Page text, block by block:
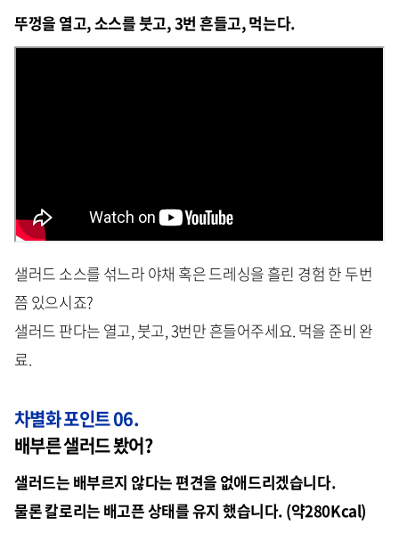
뚜껑을 열고, 소스를 붓고, 3번 흔들고, 먹는다.
샐러드 소스를 섞느라 야채 혹은 드레싱을 흘린 경험 한 두번
쯤 있으시죠?
샐러드 판다는 열고, 붓고, 3번만 흔들어주세요. 먹을 준비 완
료.
차별화 포인트 06.
배부른 샐러드 봤어?
샐러드는 배부르지 않다는 편견을 없애드리겠습니다.
물론 칼로리는 배고픈 상태를 유지 했습니다. (약280Kcal)